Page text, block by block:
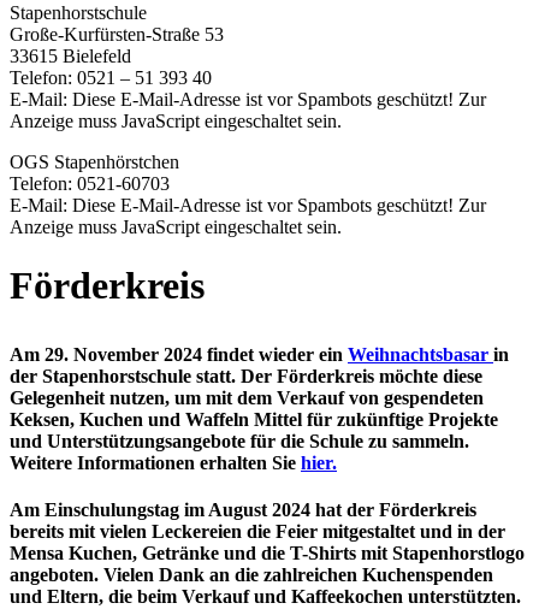
Stapenhorstschule
Große-Kurfürsten-Straße 53
33615 Bielefeld
Telefon: 0521 – 51 393 40
E-Mail: Diese E-Mail-Adresse ist vor Spambots geschützt! Zur
Anzeige muss JavaScript eingeschaltet sein.
OGS Stapenhörstchen
Telefon: 0521-60703
E-Mail: Diese E-Mail-Adresse ist vor Spambots geschützt! Zur
Anzeige muss JavaScript eingeschaltet sein.
Förderkreis
Am 29. November 2024 findet wieder ein Weihnachtsbasar in
der Stapenhorstschule statt. Der Förderkreis möchte diese
Gelegenheit nutzen, um mit dem Verkauf von gespendeten
Keksen, Kuchen und Waffeln Mittel für zukünftige Projekte
und Unterstützungsangebote für die Schule zu sammeln.
Weitere Informationen erhalten Sie hier.
Am Einschulungstag im August 2024 hat der Förderkreis
bereits mit vielen Leckereien die Feier mitgestaltet und in der
Mensa Kuchen, Getränke und die T-Shirts mit Stapenhorstlogo
angeboten. Vielen Dank an die zahlreichen Kuchenspenden
und Eltern, die beim Verkauf und Kaffeekochen unterstützten.